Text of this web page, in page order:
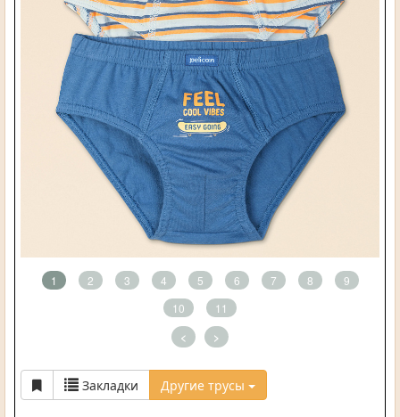
1 2 3 4 5 6 7 8
9
10
11
< >
Закладки Другие трусы